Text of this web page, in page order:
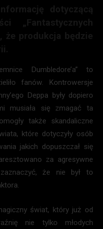
Dumbledore’a” to
fanów. Kontrowersje
Deppa były dopiero
musiała się zmagać ta
także skandaliczne
które dotyczyły osób
jakich dopuszczał się
za agresywne
że nie był to
świat, który już od
nie tylko młodych